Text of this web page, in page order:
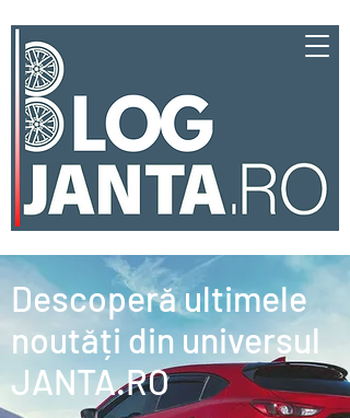
Descoperă ultimele
noutăți din universul
JANTA.RO